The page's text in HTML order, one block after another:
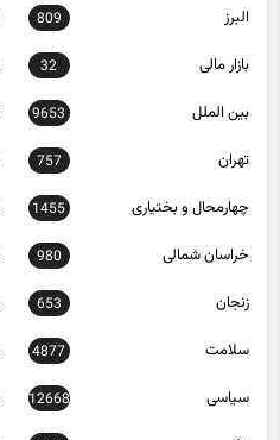
بازار مالی 32
بین الملل 9653
تهران 757
چهارمحال و بختیاری 1455
خراسان شمالی 980
زنجان 653
سلامت 4877
سیاسی 12668
عکس 329